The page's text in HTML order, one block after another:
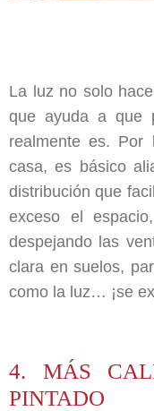
La luz no solo
que ayuda a que
realmente es.
casa, es básico
distribución que
exceso el
despejando las
clara en suelos,
como la luz… ¡se
4. MÁS
PINTADO